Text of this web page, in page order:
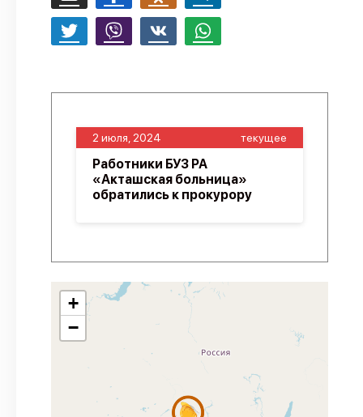
2 июля, 2024 текущее
Работники БУЗ РА
«Акташская больница»
обратились к прокурору
+
−